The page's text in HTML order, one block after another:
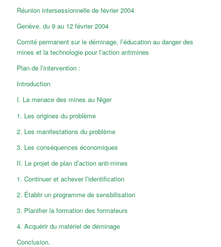
Réunion intersessionnelle de février 2004
Genève, du 9 au 12 février 2004
Comité permanent sur le déminage, l’éducation au danger des
mines et la technologie pour l’action antimines
Plan de l’intervention :
Introduction
I. La menace des mines au Niger
1. Les origines du problème
2. Les manifestations du problème
3. Les conséquences économiques
II. Le projet de plan d’action anti-mines
1. Continuer et achever l’identification
2. Établir un programme de sensbilisation
3. Planifier la formation des formateurs
4. Acquérir du matériel de déminage
Conclusion.